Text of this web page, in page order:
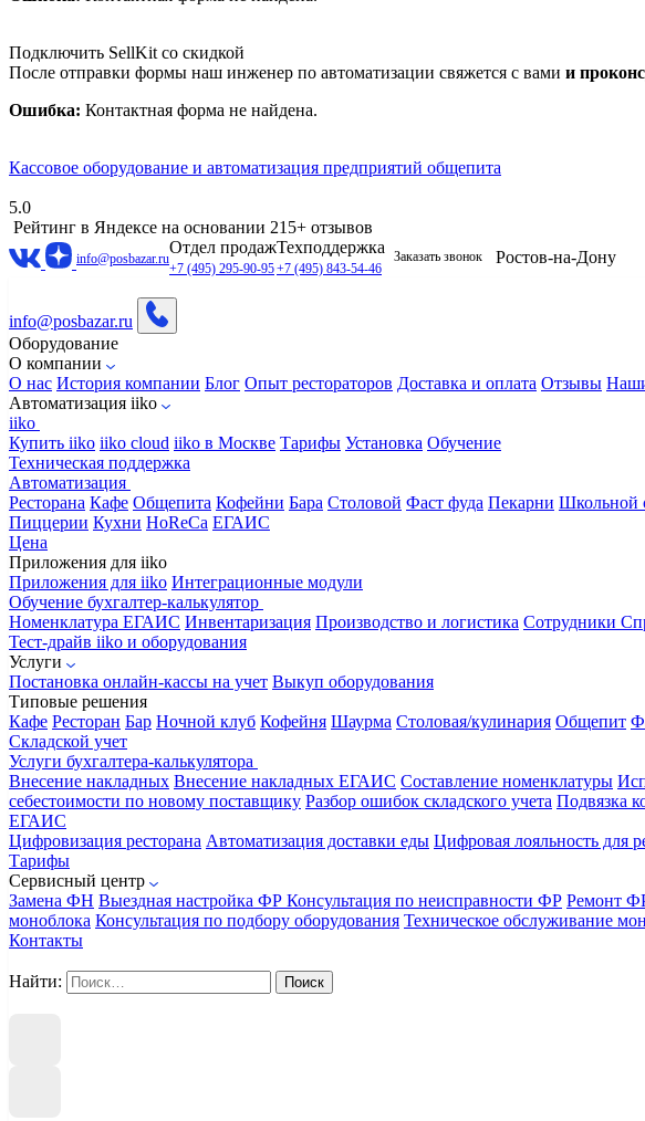
Подключить SellKit со скидкой
После отправки формы наш инженер по автоматизации свяжется с вами и
Ошибка: Контактная форма не найдена.
Кассовое оборудование и автоматизация предприятий общепита
5.0
Рейтинг в Яндексе на основании 215+ отзывов
info@posbazar.ru
Отдел продаж
+7 (495) 295-90-95
Техподдержка
+7 (495) 843-54-46
Заказать звонок ​Ростов-на-Дону
info@posbazar.ru
Оборудование
О компании
О нас История компании Блог Опыт рестораторов Доставка и оплата Отзывы
Автоматизация iiko
iiko
Купить iiko iiko cloud iiko в Москве Тарифы Установка Обучение
Техническая поддержка
Автоматизация
Ресторана Кафе Общепита Кофейни Бара Столовой Фаст фуда Пекарни Школьной
Пиццерии Кухни HoReCa ЕГАИС
Цена
Приложения для iiko
Приложения для iiko Интеграционные модули
Обучение бухгалтер-калькулятор
Номенклатура ЕГАИС Инвентаризация Производство и логистика Сотрудники
Тест-драйв iiko и оборудования
Услуги
Постановка онлайн-кассы на учет Выкуп оборудования
Типовые решения
Кафе Ресторан Бар Ночной клуб Кофейня Шаурма Столовая/кулинария Общепит
Складской учет
Услуги бухгалтера-калькулятора
Внесение накладных Внесение накладных ЕГАИС Составление номенклатуры
себестоимости по новому поставщику Разбор ошибок складского учета Подвязка
ЕГАИС
Цифровизация ресторана Автоматизация доставки еды Цифровая лояльность для
Тарифы
Сервисный центр
Замена ФН Выездная настройка ФР Консультация по неисправности ФР Ремонт
моноблока Консультация по подбору оборудования Техническое обслуживание
Контакты
Найти: